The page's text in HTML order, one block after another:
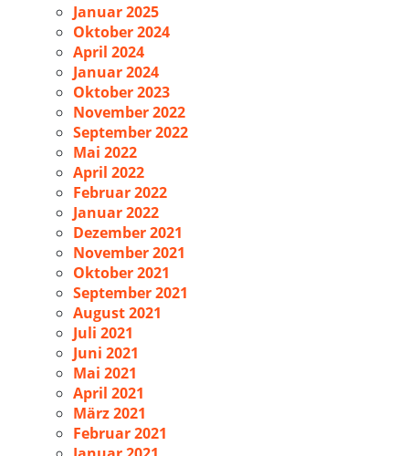
Januar 2025
Oktober 2024
April 2024
Januar 2024
Oktober 2023
November 2022
September 2022
Mai 2022
April 2022
Februar 2022
Januar 2022
Dezember 2021
November 2021
Oktober 2021
September 2021
August 2021
Juli 2021
Juni 2021
Mai 2021
April 2021
März 2021
Februar 2021